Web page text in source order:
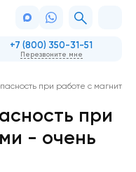
+7 (800) 350-31-51
Перезвоните мне
при работе с
при
- очень